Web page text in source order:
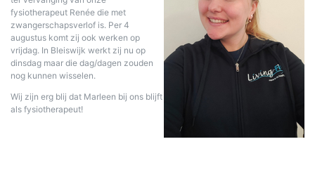
fysiotherapeut Renée die met
zwangerschapsverlof is. Per 4
augustus komt zij ook werken op
vrijdag. In Bleiswijk werkt zij nu op
dinsdag maar die dag/dagen zouden
nog kunnen wisselen.
Wij zijn erg blij dat Marleen bij ons blijft
als fysiotherapeut!